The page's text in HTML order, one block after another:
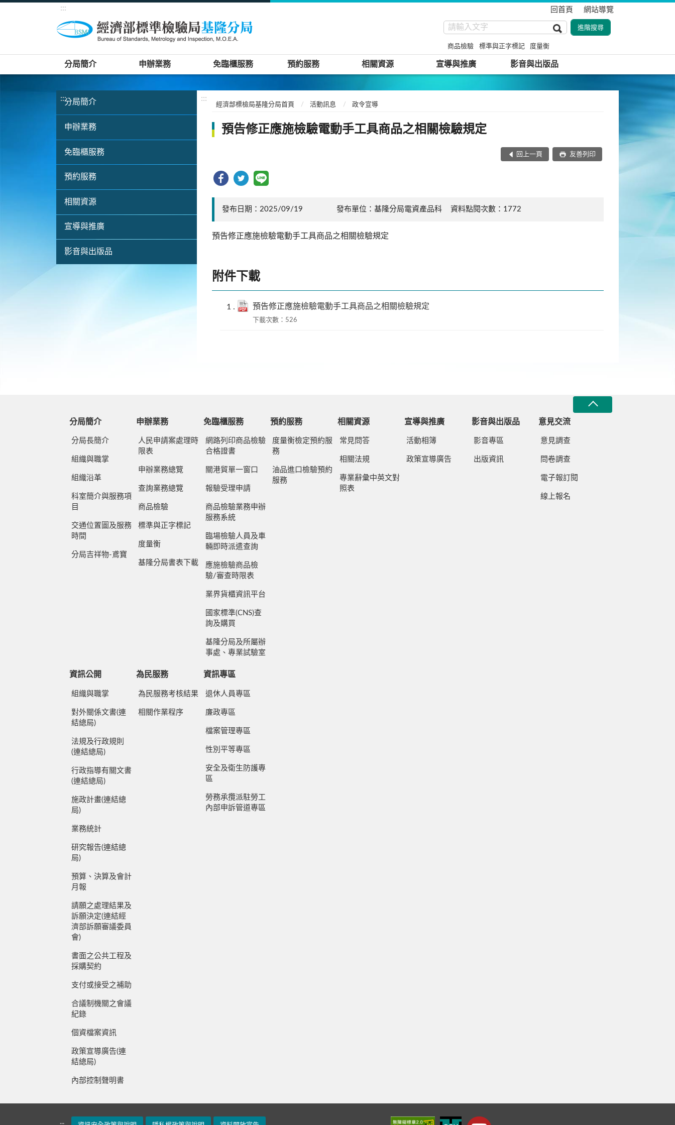
回首頁 網站導覽
:::
商品檢驗 標準與正字標記 度量衡
分局簡介 申辦業務 免臨櫃服務 預約服務 相關資源 宣導與推廣 影音與出版品
:::分局簡介
申辦業務
免臨櫃服務
預約服務
相關資源
宣導與推廣
影音與出版品
:::
經濟部標檢局基隆分局首頁 活動訊息 政令宣導
預告修正應施檢驗電動手工具商品之相關檢驗規定
回上一頁 友善列印
發布日期：2025/09/19 發布單位：基隆分局電資產品科 資料點閱次數：1772
預告修正應施檢驗電動手工具商品之相關檢驗規定
附件下載
預告修正應施檢驗電動手工具商品之相關檢驗規定
下載次數：526
分局簡介
分局長簡介
組織與職掌
組織沿革
科室簡介與服務項
目
交通位置圖及服務
時間
分局吉祥物-鳶寶
申辦業務
人民申請案處理時
限表
申辦業務總覽
查詢業務總覽
商品檢驗
標準與正字標記
度量衡
基隆分局書表下載
免臨櫃服務
網路列印商品檢驗
合格證書
關港貿單一窗口
報驗受理申請
商品檢驗業務申辦
服務系統
臨場檢驗人員及車
輛即時派遣查詢
應施檢驗商品檢
驗/審查時限表
業界貨櫃資訊平台
國家標準(CNS)查
詢及購買
基隆分局及所屬辦
事處、專業試驗室
預約服務
度量衡檢定預約服
務
油品進口檢驗預約
服務
相關資源
常見問答
相關法規
專業辭彙中英文對
照表
宣導與推廣
活動相簿
政策宣導廣告
影音與出版品
影音專區
出版資訊
意見交流
意見調查
問卷調查
電子報訂閱
線上報名
資訊公開
組織與職掌
對外關係文書(連
結總局)
法規及行政規則
(連結總局)
行政指導有關文書
(連結總局)
施政計畫(連結總
局)
業務統計
研究報告(連結總
局)
預算、決算及會計
月報
請願之處理結果及
訴願決定(連結經
濟部訴願審議委員
會)
書面之公共工程及
採購契約
支付或接受之補助
合議制機關之會議
紀錄
個資檔案資訊
政策宣導廣告(連
結總局)
內部控制聲明書
為民服務
為民服務考核結果
相關作業程序
資訊專區
退休人員專區
廉政專區
檔案管理專區
性別平等專區
安全及衛生防護專
區
勞務承攬派駐勞工
內部申訴管道專區